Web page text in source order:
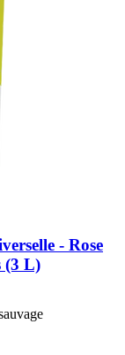
-​ Rose
(3 L)